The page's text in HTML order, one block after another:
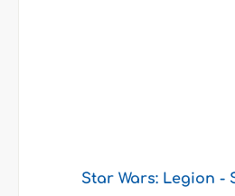
Star Wars: Legion -